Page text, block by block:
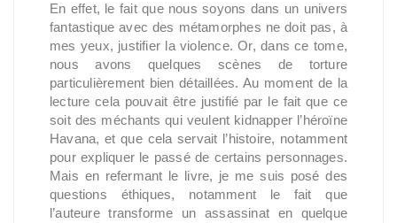
En effet, le fait que nous soyons dans un univers
fantastique avec des métamorphes ne doit pas, à
mes yeux, justifier la violence. Or, dans ce tome,
nous avons quelques scènes de torture
particulièrement bien détaillées. Au moment de la
lecture cela pouvait être justifié par le fait que ce
soit des méchants qui veulent kidnapper l’héroïne
Havana, et que cela servait l’histoire, notamment
pour expliquer le passé de certains personnages.
Mais en refermant le livre, je me suis posé des
questions éthiques, notamment le fait que
l’auteure transforme un assassinat en quelque